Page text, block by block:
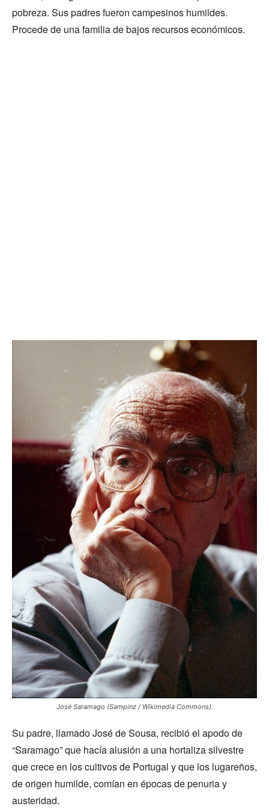
pobreza. Sus padres fueron campesinos humildes.
Procede de una familia de bajos recursos económicos.
José Saramago (Sampinz / Wikimedia Commons).
Su padre, llamado José de Sousa, recibió el apodo de
“Saramago” que hacía alusión a una hortaliza silvestre
que crece en los cultivos de Portugal y que los lugareños,
de origen humilde, comían en épocas de penuria y
austeridad.